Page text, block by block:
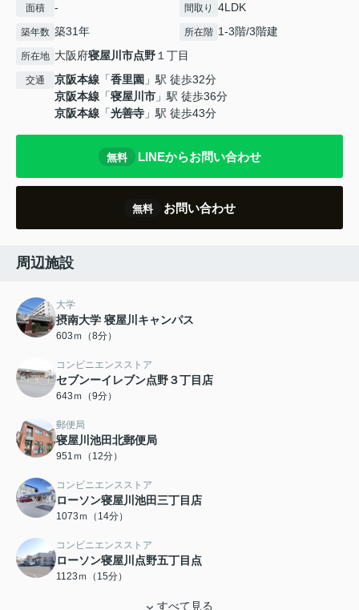
面積 - 間取り 4LDK
築年数 築31年 所在階 1-3階/3階建
所在地 大阪府寝屋川市点野１丁目
交通 京阪本線 「香里園 」駅 徒歩32分
京阪本線 「寝屋川市 」駅 徒歩36分
京阪本線 「光善寺 」駅 徒歩43分
無料 LINEからお問い合わせ
無料 お問い合わせ
周辺施設
大学
摂南大学 寝屋川キャンパス
603ｍ（8分）
コンビニエンスストア
セブンーイレブン点野３丁目店
643ｍ（9分）
郵便局
寝屋川池田北郵便局
951ｍ（12分）
コンビニエンスストア
ローソン寝屋川池田三丁目店
1073ｍ（14分）
コンビニエンスストア
ローソン寝屋川点野五丁目点
1123ｍ（15分）
すべて見る